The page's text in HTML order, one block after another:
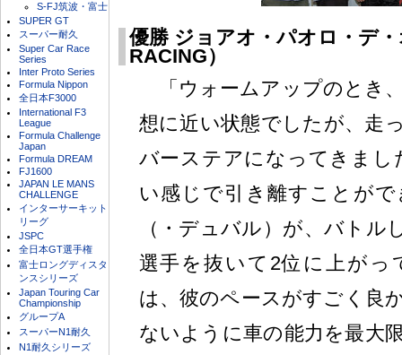
S-FJ筑波・富士
SUPER GT
スーパー耐久
Super Car Race
Series
Inter Proto Series
Formula Nippon
全日本F3000
International F3
League
Formula Challenge
Japan
Formula DREAM
FJ1600
JAPAN LE MANS
CHALLENGE
インターサーキット
リーグ
JSPC
全日本GT選手権
富士ロングディスタ
ンスシリーズ
Japan Touring Car
Championship
グループA
スーパーN1耐久
N1耐久シリーズ
優勝 ジョアオ・パオロ・デ
RACING）
「ウォームアップのとき
想に近い状態でしたが、走
バーステアになってきまし
い感じで引き離すことが
（・デュバル）が、バトル
選手を抜いて2位に上がっ
は、彼のペースがすごく良
ないように車の能力を最大